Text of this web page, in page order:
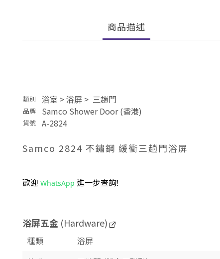
商品描述
類別 浴室 >浴屏 > 三趟門
品牌 Samco Shower Door (香港)
貨號 A-2824
Samco 2824 不鏽鋼 緩衝三趟門浴屏
歡迎 WhatsApp 進一步查詢!
浴屏五金 (Hardware)
種類
浴屏